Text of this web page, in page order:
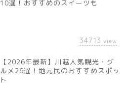
10選！おすすめのスイーツも
34713 view
【2026年最新】川越人気観光・グ
ルメ26選！地元民のおすすめスポッ
ト